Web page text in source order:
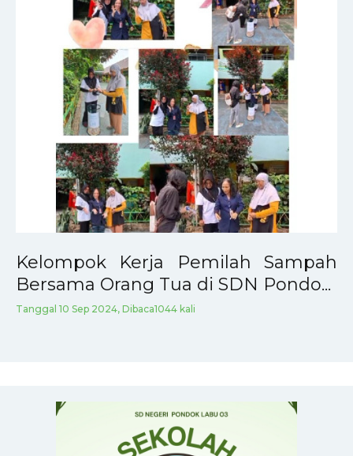
Kelompok Kerja Pemilah Sampah
Bersama Orang Tua di SDN Pondo...
Tanggal 10 Sep 2024, Dibaca1044 kali